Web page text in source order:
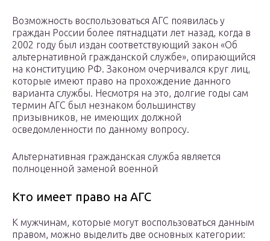
Возможность воспользоваться АГС появилась у
граждан России более пятнадцати лет назад, когда в
2002 году был издан соответствующий закон «Об
альтернативной гражданской службе», опирающийся
на конституцию РФ. Законом очерчивался круг лиц,
которые имеют право на прохождение данного
варианта службы. Несмотря на это, долгие годы сам
термин АГС был незнаком большинству
призывников, не имеющих должной
осведомленности по данному вопросу.
Альтернативная гражданская служба является
полноценной заменой военной
Кто имеет право на АГС
К мужчинам, которые могут воспользоваться данным
правом, можно выделить две основных категории: